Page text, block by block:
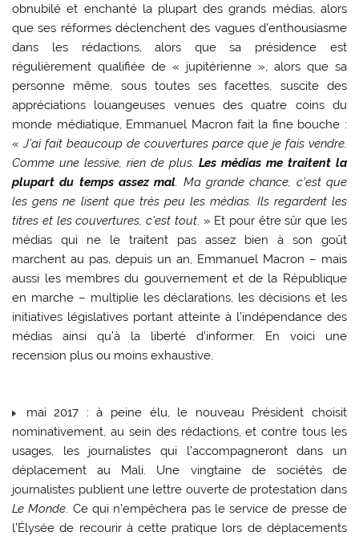
obnubilé et enchanté la plupart des grands médias, alors
que ses réformes déclenchent des vagues d’enthousiasme
dans les rédactions, alors que sa présidence est
régulièrement qualifiée de « jupitérienne », alors que sa
personne même, sous toutes ses facettes, suscite des
appréciations louangeuses venues des quatre coins du
monde médiatique, Emmanuel Macron fait la fine bouche :
«J’ai fait beaucoup de couvertures parce que je fais vendre.
Comme une lessive, rien de plus.Les médias me traitent la
plupart du temps assez mal. Ma grande chance, c’est que
les gens ne lisent que très peu les médias. Ils regardent les
titres et les couvertures, c’est tout. » Et pour être sûr que les
médias qui ne le traitent pas assez bien à son goût
marchent au pas, depuis un an, Emmanuel Macron – mais
aussi les membres du gouvernement et de la République
en marche – multiplie les déclarations, les décisions et les
initiatives législatives portant atteinte à l’indépendance des
médias ainsi qu’à la liberté d’informer. En voici une
recension plus ou moins exhaustive.
mai 2017 : à peine élu, le nouveau Président choisit
nominativement, au sein des rédactions, et contre tous les
usages, les journalistes qui l’accompagneront dans un
déplacement au Mali. Une vingtaine de sociétés de
journalistes publient une lettre ouverte de protestation dans
Le Monde. Ce qui n’empêchera pas le service de presse de
l’Élysée de recourir à cette pratique lors de déplacements